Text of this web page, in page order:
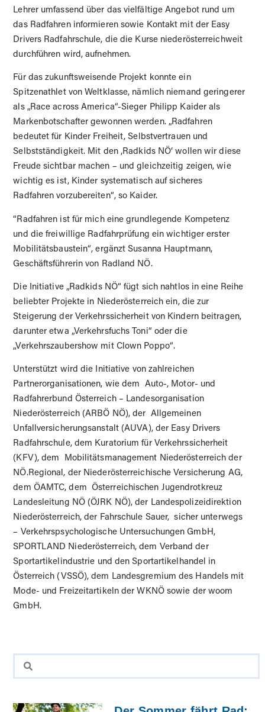
Lehrer umfassend über das vielfältige Angebot rund um
das Radfahren informieren sowie Kontakt mit der Easy
Drivers Radfahrschule, die die Kurse niederösterreichweit
durchführen wird, aufnehmen.
Für das zukunftsweisende Projekt konnte ein
Spitzenathlet von Weltklasse, nämlich niemand geringerer
als „Race across America“-Sieger Philipp Kaider als
Markenbotschafter gewonnen werden. „Radfahren
bedeutet für Kinder Freiheit, Selbstvertrauen und
Selbstständigkeit. Mit den ‚Radkids NÖ‘ wollen wir diese
Freude sichtbar machen – und gleichzeitig zeigen, wie
wichtig es ist, Kinder systematisch auf sicheres
Radfahren vorzubereiten“, so Kaider.
“Radfahren ist für mich eine grundlegende Kompetenz
und die freiwillige Radfahrprüfung ein wichtiger erster
Mobilitätsbaustein“, ergänzt Susanna Hauptmann,
Geschäftsführerin von Radland NÖ.
Die Initiative „Radkids NÖ“ fügt sich nahtlos in eine Reihe
beliebter Projekte in Niederösterreich ein, die zur
Steigerung der Verkehrssicherheit von Kindern beitragen,
darunter etwa „Verkehrsfuchs Toni“ oder die
„Verkehrszaubershow mit Clown Poppo“.
Unterstützt wird die Initiative von zahlreichen
Partnerorganisationen, wie dem Auto-, Motor- und
Radfahrerbund Österreich – Landesorganisation
Niederösterreich (ARBÖ NÖ), der Allgemeinen
Unfallversicherungsanstalt (AUVA), der Easy Drivers
Radfahrschule, dem Kuratorium für Verkehrssicherheit
(KFV), dem Mobilitätsmanagement Niederösterreich der
NÖ.Regional, der Niederösterreichische Versicherung AG,
dem ÖAMTC, dem Österreichischen Jugendrotkreuz
Landesleitung NÖ (ÖJRK NÖ), der Landespolizeidirektion
Niederösterreich, der Fahrschule Sauer, sicher unterwegs
– Verkehrspsychologische Untersuchungen GmbH,
SPORTLAND Niederösterreich, dem Verband der
Sportartikelindustrie und den Sportartikelhandel in
Österreich (VSSÖ), dem Landesgremium des Handels mit
Mode- und Freizeitartikeln der WKNÖ sowie der woom
GmbH.